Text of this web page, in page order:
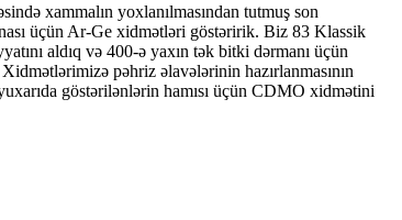
xammalın yoxlanılmasından tutmuş son
üçün Ar-Ge xidmətləri göstəririk. Biz 83 Klassik
aldıq və 400-ə yaxın tək bitki dərmanı üçün
pəhriz əlavələrinin hazırlanmasının
göstərilənlərin hamısı üçün CDMO xidmətini